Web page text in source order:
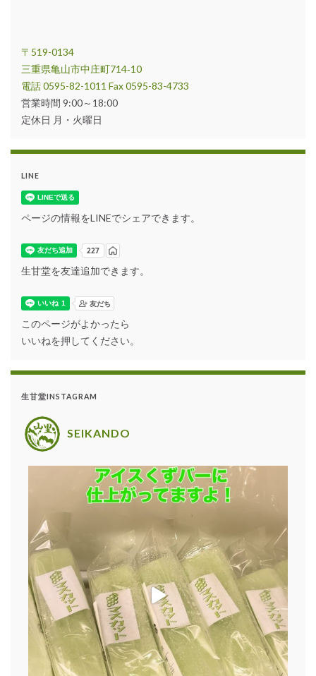
〒519-0134
三重県亀山市中庄町714‐10
電話 0595-82-1011 Fax 0595-83-4733
営業時間 9:00～18:00
定休日 月・火曜日
LINE
ページの情報をLINEでシェアできます。
生甘堂を友達追加できます。
このページがよかったら
いいねを押してください。
生甘堂INSTAGRAM
SEIKANDO